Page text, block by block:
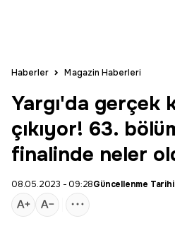
Haberler Magazin Haberleri
Yargı'da gerçek
çıkıyor! 63.
finalinde neler
08.05.2023 - 09:28Güncellenme